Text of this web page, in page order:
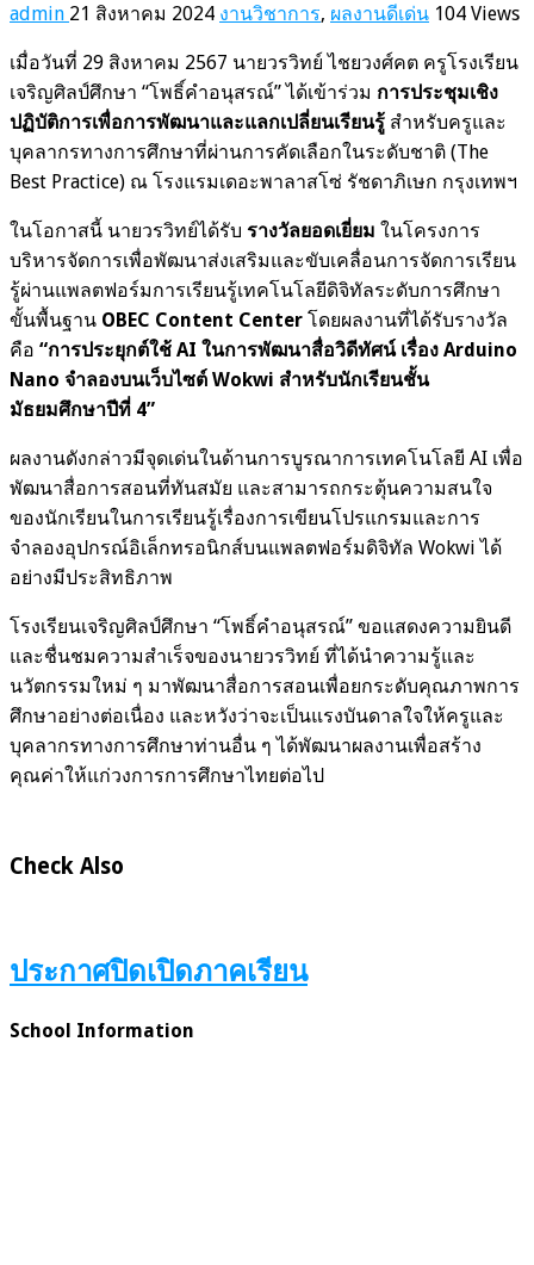
admin 21 สิงหาคม 2024 งานวิชาการ, ผลงานดีเด่น 104 Views
เมื่อวันที่ 29 สิงหาคม 2567 นายวรวิทย์ ไชยวงศ์คต ครูโรงเรียน
เจริญศิลป์ศึกษา “โพธิ์คำอนุสรณ์” ได้เข้าร่วม การประชุมเชิง
ปฏิบัติการเพื่อการพัฒนาและแลกเปลี่ยนเรียนรู้ สำหรับครูและ
บุคลากรทางการศึกษาที่ผ่านการคัดเลือกในระดับชาติ (The
Best Practice) ณ โรงแรมเดอะพาลาสโซ่ รัชดาภิเษก กรุงเทพฯ
ในโอกาสนี้ นายวรวิทย์ได้รับ รางวัลยอดเยี่ยม ในโครงการ
บริหารจัดการเพื่อพัฒนาส่งเสริมและขับเคลื่อนการจัดการเรียน
รู้ผ่านแพลตฟอร์มการเรียนรู้เทคโนโลยีดิจิทัลระดับการศึกษา
ขั้นพื้นฐาน OBEC Content Center โดยผลงานที่ได้รับรางวัล
คือ “การประยุกต์ใช้ AI ในการพัฒนาสื่อวิดีทัศน์ เรื่อง Arduino
Nano จำลองบนเว็บไซต์ Wokwi สำหรับนักเรียนชั้น
มัธยมศึกษาปีที่ 4”
ผลงานดังกล่าวมีจุดเด่นในด้านการบูรณาการเทคโนโลยี AI เพื่อ
พัฒนาสื่อการสอนที่ทันสมัย และสามารถกระตุ้นความสนใจ
ของนักเรียนในการเรียนรู้เรื่องการเขียนโปรแกรมและการ
จำลองอุปกรณ์อิเล็กทรอนิกส์บนแพลตฟอร์มดิจิทัล Wokwi ได้
อย่างมีประสิทธิภาพ
โรงเรียนเจริญศิลป์ศึกษา “โพธิ์คำอนุสรณ์” ขอแสดงความยินดี
และชื่นชมความสำเร็จของนายวรวิทย์ ที่ได้นำความรู้และ
นวัตกรรมใหม่ ๆ มาพัฒนาสื่อการสอนเพื่อยกระดับคุณภาพการ
ศึกษาอย่างต่อเนื่อง และหวังว่าจะเป็นแรงบันดาลใจให้ครูและ
บุคลากรทางการศึกษาท่านอื่น ๆ ได้พัฒนาผลงานเพื่อสร้าง
คุณค่าให้แก่วงการการศึกษาไทยต่อไป
Check Also
ประกาศปิดเปิดภาคเรียน
School Information